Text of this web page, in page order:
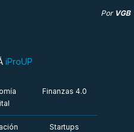
Por VGB
iProUP
Finanzas 4.0
Startups